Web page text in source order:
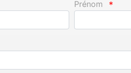
Prénom *